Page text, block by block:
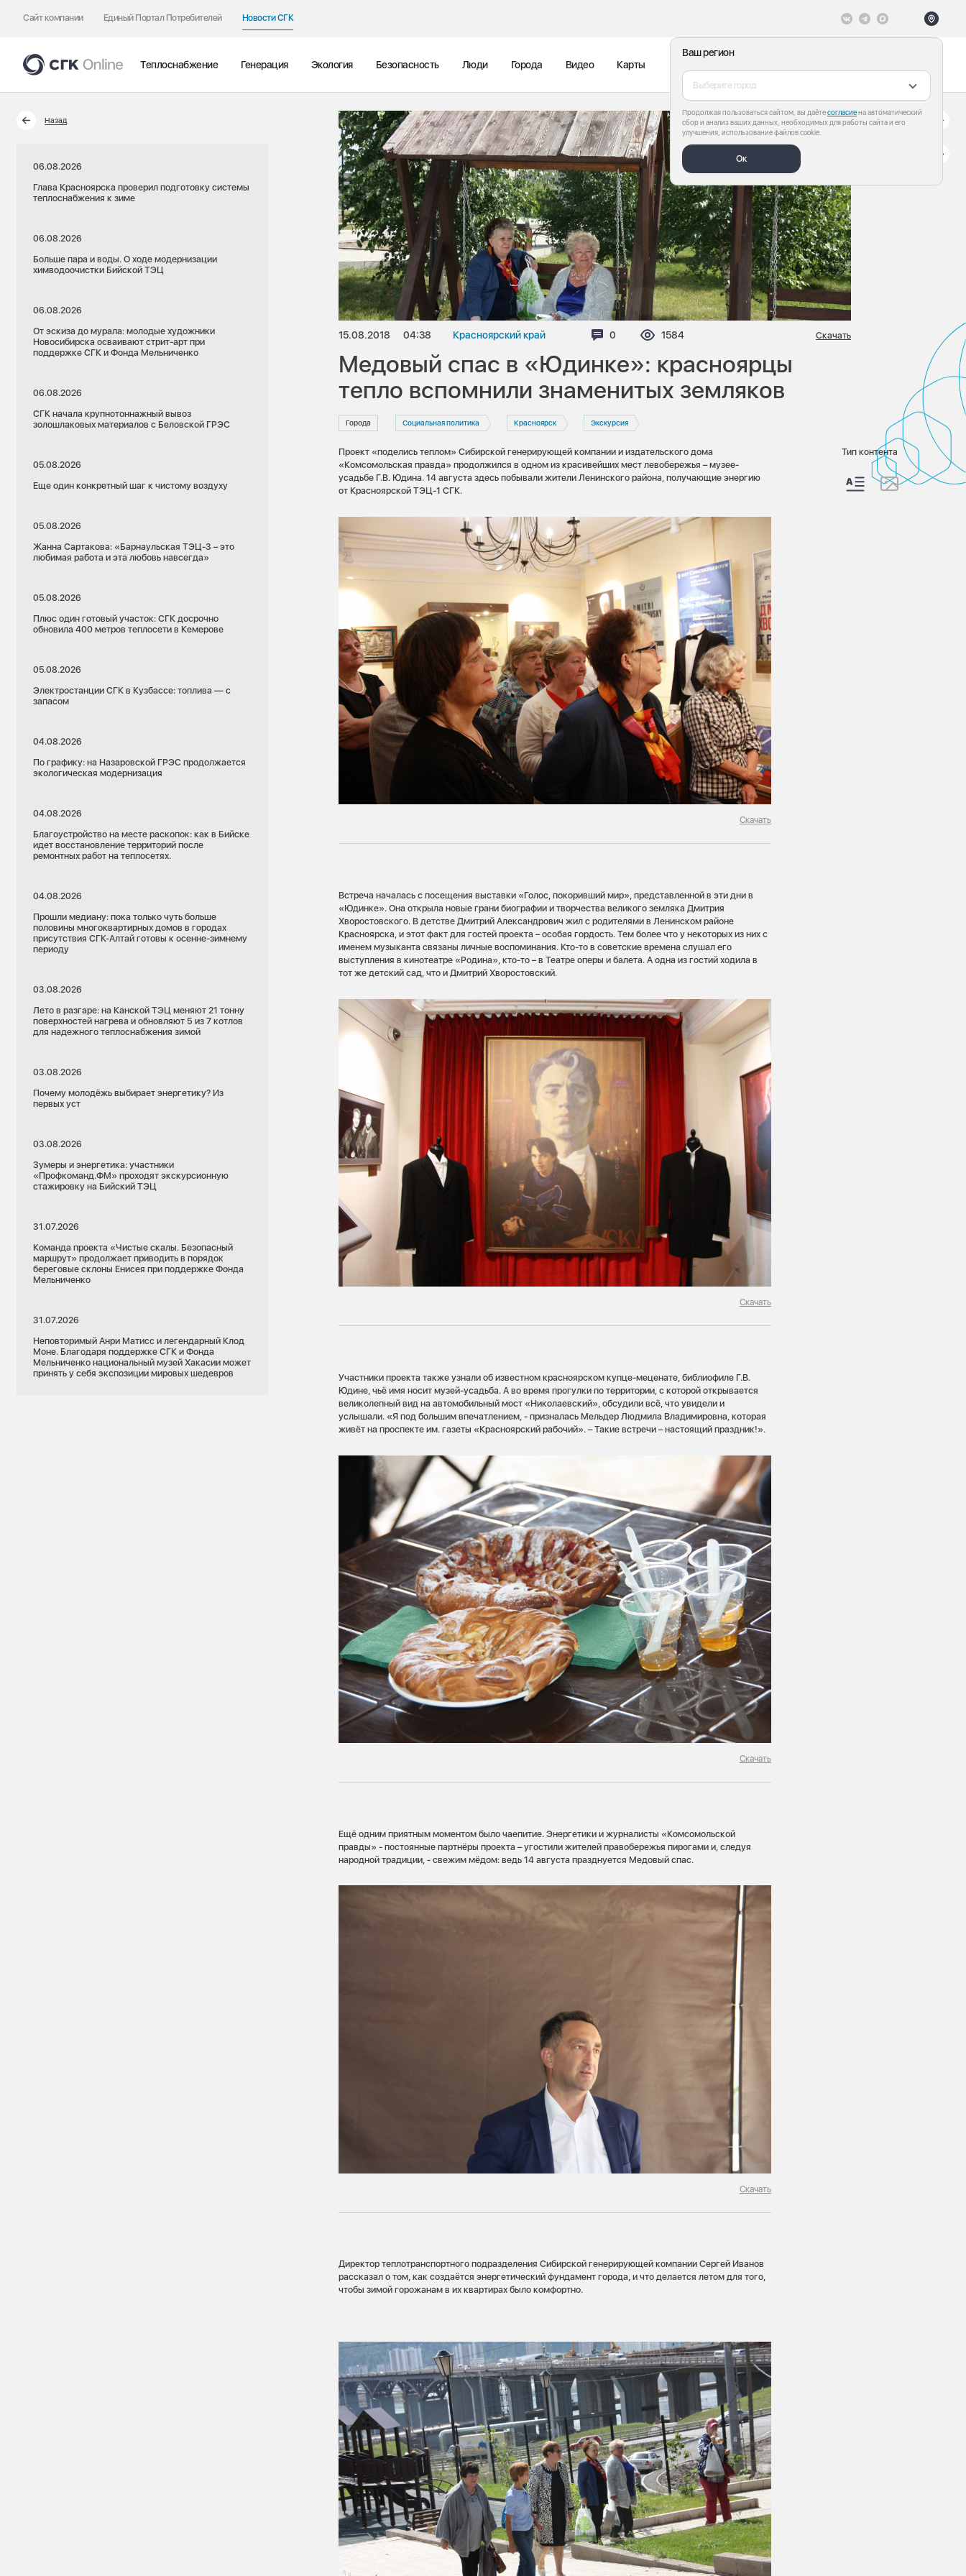
Сайт компании Единый Портал Потребителей Новости СГК
Ваш регион
Выберите город
Продолжая пользоваться сайтом, вы даётесогласиена автоматический
сбор и анализ ваших данных, необходимых для работы сайта и его
улучшения, использование файлов cookie.
Ок
Теплоснабжение Генерация Экология Безопасность Люди Города Видео Карты
Назад
06.08.2026
Глава Красноярска проверил подготовку системы
теплоснабжения к зиме
06.08.2026
Больше пара и воды. О ходе модернизации
химводоочистки Бийской ТЭЦ
06.08.2026
От эскиза до мурала: молодые художники
Новосибирска осваивают стрит-арт при
поддержке СГК и Фонда Мельниченко
06.08.2026
СГК начала крупнотоннажный вывоз
золошлаковых материалов с Беловской ГРЭС
05.08.2026
Еще один конкретный шаг к чистому воздуху
05.08.2026
Жанна Сартакова: «Барнаульская ТЭЦ-3 – это
любимая работа и эта любовь навсегда»
05.08.2026
Плюс один готовый участок: СГК досрочно
обновила 400 метров теплосети в Кемерове
05.08.2026
Электростанции СГК в Кузбассе: топлива — с
запасом
04.08.2026
По графику: на Назаровской ГРЭС продолжается
экологическая модернизация
04.08.2026
Благоустройство на месте раскопок: как в Бийске
идет восстановление территорий после
ремонтных работ на теплосетях.
04.08.2026
Прошли медиану: пока только чуть больше
половины многоквартирных домов в городах
присутствия СГК-Алтай готовы к осенне-зимнему
периоду
03.08.2026
Лето в разгаре: на Канской ТЭЦ меняют 21 тонну
поверхностей нагрева и обновляют 5 из 7 котлов
для надежного теплоснабжения зимой
03.08.2026
Почему молодёжь выбирает энергетику? Из
первых уст
03.08.2026
Зумеры и энергетика: участники
«Профкоманд.ФМ» проходят экскурсионную
стажировку на Бийский ТЭЦ
31.07.2026
Команда проекта «Чистые скалы. Безопасный
маршрут» продолжает приводить в порядок
береговые склоны Енисея при поддержке Фонда
Мельниченко
31.07.2026
Неповторимый Анри Матисс и легендарный Клод
Моне. Благодаря поддержке СГК и Фонда
Мельниченко национальный музей Хакасии может
принять у себя экспозиции мировых шедевров
15.08.2018 04:38 Красноярский край Комментариев:
0 Просмотров:
1584 Скачать
Медовый спас в «Юдинке»: красноярцы
тепло вспомнили знаменитых земляков
Города Социальная политика Красноярск Экскурсия
Проект «поделись теплом» Сибирской генерирующей компании и издательского дома
«Комсомольская правда» продолжился в одном из красивейших мест левобережья – музее-
усадьбе Г.В. Юдина. 14 августа здесь побывали жители Ленинского района, получающие энергию
от Красноярской ТЭЦ-1 СГК.
Скачать
Встреча началась с посещения выставки «Голос, покоривший мир», представленной в эти дни в
«Юдинке». Она открыла новые грани биографии и творчества великого земляка Дмитрия
Хворостовского. В детстве Дмитрий Александрович жил с родителями в Ленинском районе
Красноярска, и этот факт для гостей проекта – особая гордость. Тем более что у некоторых из них с
именем музыканта связаны личные воспоминания. Кто-то в советские времена слушал его
выступления в кинотеатре «Родина», кто-то – в Театре оперы и балета. А одна из гостий ходила в
тот же детский сад, что и Дмитрий Хворостовский.
Скачать
Участники проекта также узнали об известном красноярском купце-меценате, библиофиле Г.В.
Юдине, чьё имя носит музей-усадьба. А во время прогулки по территории, с которой открывается
великолепный вид на автомобильный мост «Николаевский», обсудили всё, что увидели и
услышали. «Я под большим впечатлением, - призналась Мельдер Людмила Владимировна, которая
живёт на проспекте им. газеты «Красноярский рабочий». – Такие встречи – настоящий праздник!».
Скачать
Ещё одним приятным моментом было чаепитие. Энергетики и журналисты «Комсомольской
правды» - постоянные партнёры проекта – угостили жителей правобережья пирогами и, следуя
народной традиции, - свежим мёдом: ведь 14 августа празднуется Медовый спас.
Скачать
Директор теплотранспортного подразделения Сибирской генерирующей компании Сергей Иванов
рассказал о том, как создаётся энергетический фундамент города, и что делается летом для того,
чтобы зимой горожанам в их квартирах было комфортно.
Тип контента